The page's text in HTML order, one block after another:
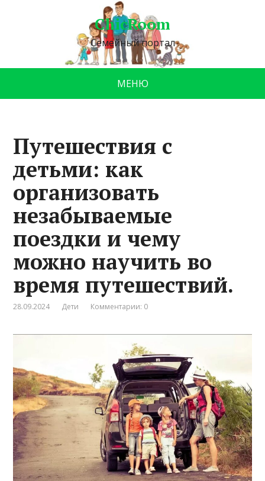
ChicRoom
Семейный портал
МЕНЮ
Путешествия с
детьми: как
организовать
незабываемые
поездки и чему
можно научить во
время путешествий.
28.09.2024 Дети Комментарии: 0